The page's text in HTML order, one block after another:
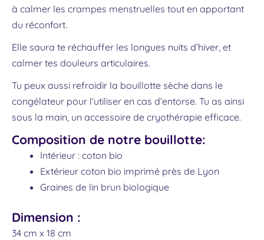
à calmer les crampes menstruelles tout en apportant
du réconfort.
Elle saura te réchauffer les longues nuits d’hiver, et
calmer tes douleurs articulaires.
Tu peux aussi refroidir la bouillotte sèche dans le
congélateur pour l’utiliser en cas d’entorse. Tu as ainsi
sous la main, un accessoire de cryothérapie efficace.
Composition de notre bouillotte:
Intérieur : coton bio
Extérieur coton bio imprimé près de Lyon
Graines de lin brun biologique
Dimension :
34 cm x 18 cm